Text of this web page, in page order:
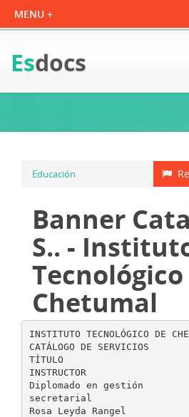
Esdocs
Educación
Banner
S.. -
Chetumal
INSTITUTO TECNOLÓGICO DE
CATÁLOGO DE SERVICIOS
TÍTULO
INSTRUCTOR
Diplomado en gestión
secretarial
Rosa Leyda Rangel